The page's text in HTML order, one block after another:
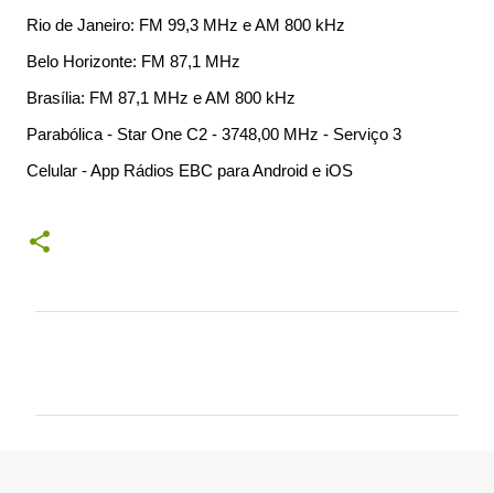
Rio de Janeiro: FM 99,3 MHz e AM 800 kHz
Belo Horizonte: FM 87,1 MHz
Brasília: FM 87,1 MHz e AM 800 kHz
Parabólica - Star One C2 - 3748,00 MHz - Serviço 3
Celular - App Rádios EBC para Android e iOS